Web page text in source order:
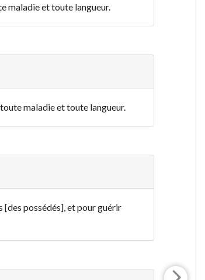
maladie et toute langueur.
maladie et toute langueur.
[des possédés], et pour guérir